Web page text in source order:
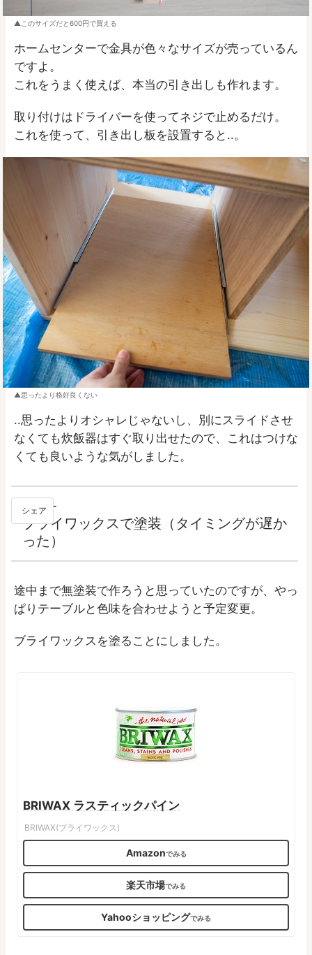
このサイズだと600円で買える
ホームセンターで金具が色々なサイズが売っているん
ですよ。
これをうまく使えば、本当の引き出しも作れます。
取り付けはドライバーを使ってネジで止めるだけ。
これを使って、引き出し板を設置すると..。
思ったより格好良くない
..思ったよりオシャレじゃないし、別にスライドさせ
なくても炊飯器はすぐ取り出せたので、これはつけな
くても良いような気がしました。
04
ブライワックスで塗装（タイミングが遅か
った）
途中まで無塗装で作ろうと思っていたのですが、やっ
ぱりテーブルと色味を合わせようと予定変更。
ブライワックスを塗ることにしました。
BRIWAX ラスティックパイン
BRIWAX(ブライワックス)
Amazon
楽天市場
Yahooショッピング
シェア